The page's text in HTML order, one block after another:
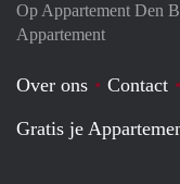
Op Appartement Den
Appartement
Over ons Contact
Gratis je